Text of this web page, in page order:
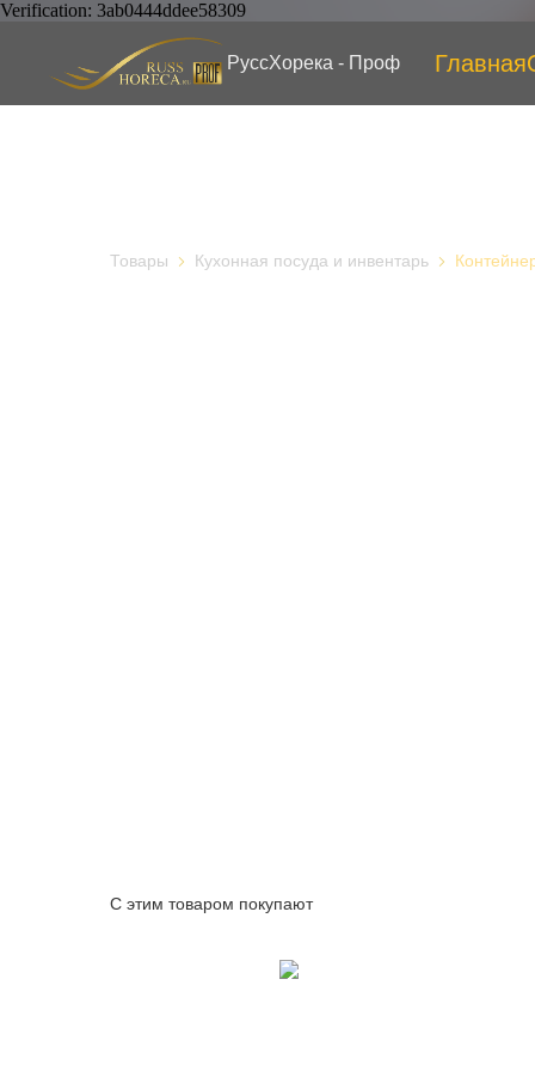
Verification: 3ab0444ddee58309
РуссХорека - Проф Главная
Товары Кухонная посуда и инвентарь
С этим товаром покупают